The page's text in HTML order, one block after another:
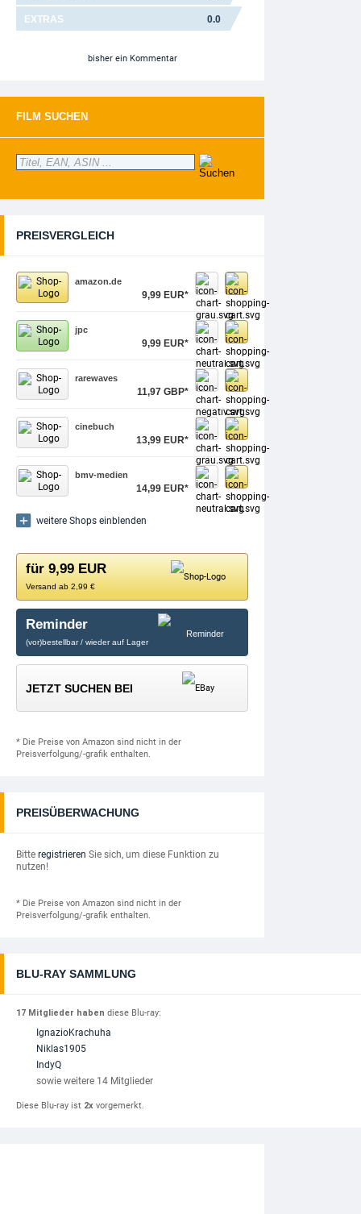
EXTRAS 0.0
bisher ein Kommentar
FILM SUCHEN
PREISVERGLEICH
amazon.de
9,99 EUR*
jpc
9,99 EUR*
rarewaves
11,97 GBP*
cinebuch
13,99 EUR*
bmv-medien
14,99 EUR*
weitere Shops einblenden
für 9,99 EUR
Versand ab 2,99 €
Reminder
(vor)bestellbar / wieder auf Lager
JETZT SUCHEN BEI
* Die Preise von Amazon sind nicht in der
Preisverfolgung/-grafik enthalten.
PREISÜBERWACHUNG
Bitte registrieren Sie sich, um diese Funktion zu
nutzen!
* Die Preise von Amazon sind nicht in der
Preisverfolgung/-grafik enthalten.
BLU-RAY SAMMLUNG
17 Mitglieder haben diese Blu-ray:
IgnazioKrachuha
Niklas1905
IndyQ
sowie weitere 14 Mitglieder
Diese Blu-ray ist 2x vorgemerkt.